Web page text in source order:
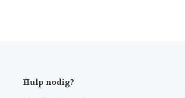
Hulp nodig?